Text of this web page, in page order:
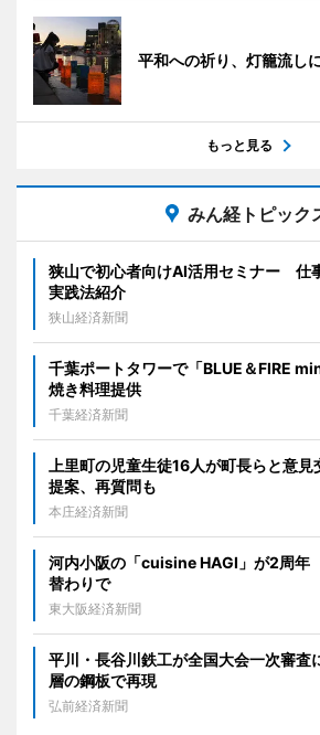
平和への祈り、灯籠流し
もっと見る
みん経トピック
狭山で初心者向けAI活用セミナー 仕
実践法紹介
狭山経済新聞
千葉ポートタワーで「BLUE＆FIRE
焼き料理提供
千葉経済新聞
上里町の児童生徒16人が町長らと意
提案、再質問も
本庄経済新聞
河内小阪の「cuisine HAGI」が2周年
替わりで
東大阪経済新聞
平川・長谷川鉄工が全国大会一次審
層の鋼板で再現
弘前経済新聞